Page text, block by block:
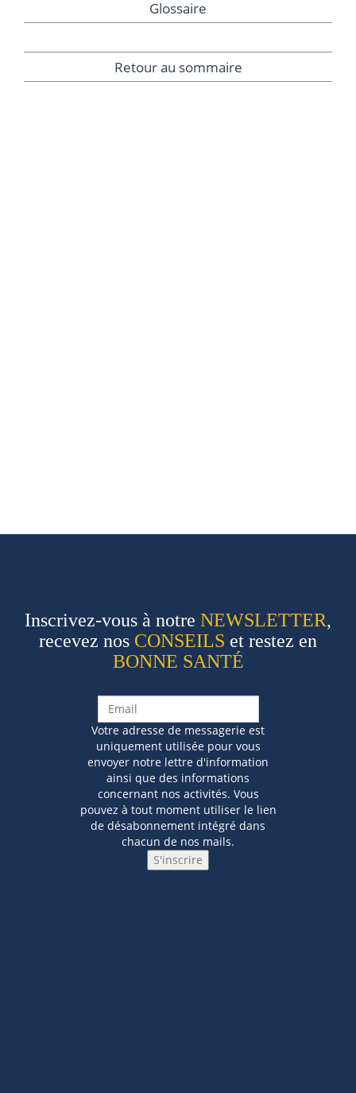
Glossaire
Retour au sommaire
Inscrivez-vous à notre NEWSLETTER,
recevez nos CONSEILS et restez en
BONNE SANTÉ
Votre adresse de messagerie est
uniquement utilisée pour vous
envoyer notre lettre d'information
ainsi que des informations
concernant nos activités. Vous
pouvez à tout moment utiliser le lien
de désabonnement intégré dans
chacun de nos mails.